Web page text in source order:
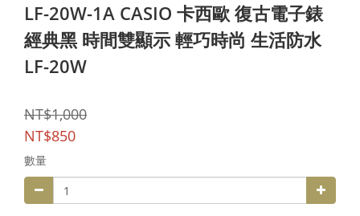
LF-20W-1A CASIO 卡西歐 復古電子錶
經典黑 時間雙顯示 輕巧時尚 生活防水
LF-20W
NT$1,000
NT$850
數量